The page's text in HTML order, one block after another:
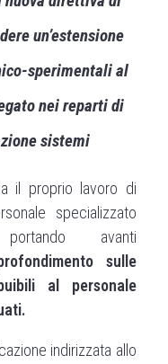
un’estensione
sperimentali al
nei reparti di
sistemi
il proprio lavoro di
specializzato
portando avanti
sulle
al personale
indirizzata allo